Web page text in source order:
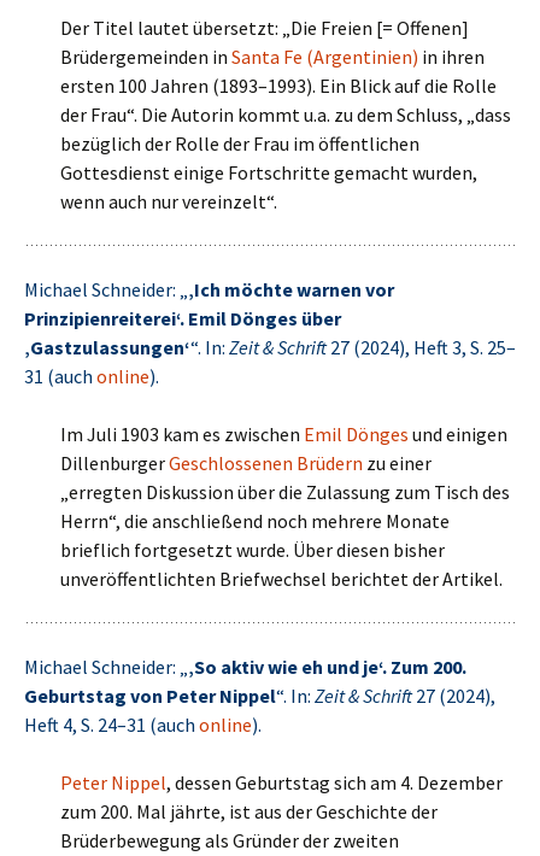
Der Titel lautet übersetzt: „Die Freien [= Offenen]
Brüdergemeinden in Santa Fe (Argentinien) in ihren
ersten 100 Jahren (1893–1993). Ein Blick auf die Rolle
der Frau“. Die Autorin kommt u.a. zu dem Schluss, „dass
bezüglich der Rolle der Frau im öffentlichen
Gottesdienst einige Fortschritte gemacht wurden,
wenn auch nur vereinzelt“.
Michael Schneider: „‚Ich möchte warnen vor
Prinzipienreiterei‘. Emil Dönges über
‚Gastzulassungen‘“. In: Zeit & Schrift27 (2024), Heft 3, S. 25–
31 (auch online).
Im Juli 1903 kam es zwischen Emil Dönges und einigen
DillenburgerGeschlossenen Brüdern zu einer
„erregten Diskussion über die Zulassung zum Tisch des
Herrn“, die anschließend noch mehrere Monate
brieflich fortgesetzt wurde. Über diesen bisher
unveröffentlichten Briefwechsel berichtet der Artikel.
Michael Schneider: „‚So aktiv wie eh und je‘. Zum 200.
Geburtstag von Peter Nippel“. In: Zeit & Schrift27 (2024),
Heft 4, S. 24–31 (auch online).
Peter Nippel, dessen Geburtstag sich am 4. Dezember
zum 200. Mal jährte, ist aus der Geschichte der
Brüderbewegung als Gründer der zweiten